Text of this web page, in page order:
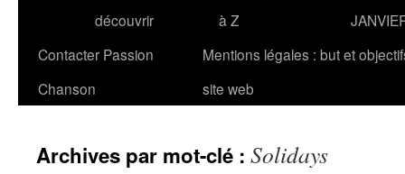
découvrir
à Z
Contacter Passion
Chanson
Mentions légales : but et
site web
Archives par mot-clé : Solidays